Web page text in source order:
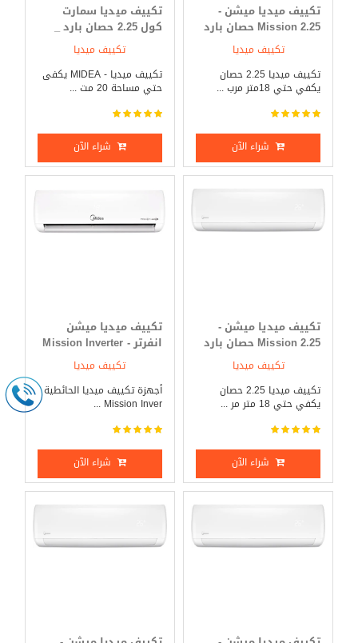
تكييف ميديا ميشن -
Mission 2.25 حصان بارد
_ ساخنتكييف ميديا
تكييف ميديا 2.25 حصان
يكفي حتي 18متر مرب ...
شراء الآن
تكييف ميديا سمارت
كول 2.25 حصان بارد _
تكييف ميديا
تكييف ميديا - MIDEA يكفى
حتي مساحة 20 مت ...
شراء الآن
تكييف ميديا ميشن -
Mission 2.25 حصان بارد
تكييف ميديا
تكييف ميديا 2.25 حصان
يكفي حتي 18 متر مر ...
شراء الآن
تكييف ميديا ميشن
انفرتر - Mission Inverter
تكييف ميديا
أجهزة تكييف ميديا الحائطية
Mission Inver ...
شراء الآن